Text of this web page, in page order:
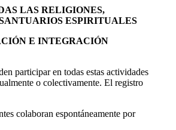
LAS RELIGIONES,
ESPIRITUALES
E INTEGRACIÓN
participar en todas estas actividades
o colectivamente. El registro
colaboran espontáneamente por